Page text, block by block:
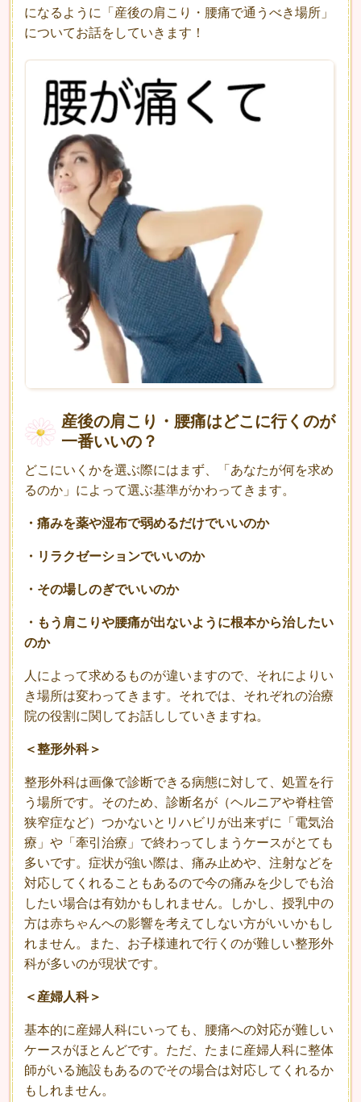
になるように「産後の肩こり・腰痛で通うべき場所」
についてお話をしていきます！
産後の肩こり・腰痛はどこに行くのが
一番いいの？
どこにいくかを選ぶ際にはまず、
「あなたが何を求め
るのか」 によって選ぶ基準がかわってきます。
・痛みを薬や湿布で弱めるだけでいいのか
・リラクゼーションでいいのか
・その場しのぎでいいのか
・もう肩こりや腰痛が出ないように根本から治したい
のか
人によって求めるものが違いますので、それによりい
き場所は変わってきます。それでは、それぞれの治療
院の役割に関してお話ししていきますね。
＜整形外科＞
整形外科は画像で診断できる病態に対して、処置を行
う場所です。そのため、診断名が（ヘルニアや脊柱管
狭窄症など）つかないとリハビリが出来ずに「電気治
療」や「牽引治療」で終わってしまうケースがとても
多いです。症状が強い際は、痛み止めや、注射などを
対応してくれることもあるので今の痛みを少しでも治
したい場合は有効かもしれません。しかし、授乳中の
方は赤ちゃんへの影響を考えてしない方がいいかもし
れません。また、お子様連れで行くのが難しい整形外
科が多いのが現状です。
＜産婦人科＞
基本的に産婦人科にいっても、腰痛への対応が難しい
ケースがほとんどです。ただ、たまに産婦人科に整体
師がいる施設もあるのでその場合は対応してくれるか
もしれません。